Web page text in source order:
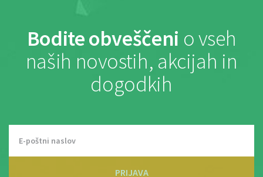
Bodite obveščeni o vseh
naših novostih, akcijah in
dogodkih
PRIJAVA